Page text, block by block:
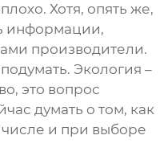
Хотя, опять же,
информации,
производители.
Экология –
это вопрос
думать о том, как
и при выборе